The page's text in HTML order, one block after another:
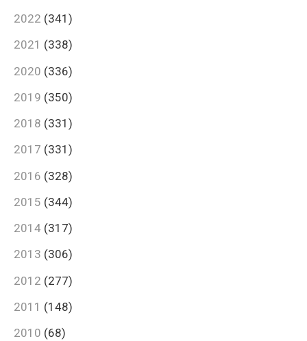
2022 (341)
2021 (338)
2020 (336)
2019 (350)
2018 (331)
2017 (331)
2016 (328)
2015 (344)
2014 (317)
2013 (306)
2012 (277)
2011 (148)
2010 (68)